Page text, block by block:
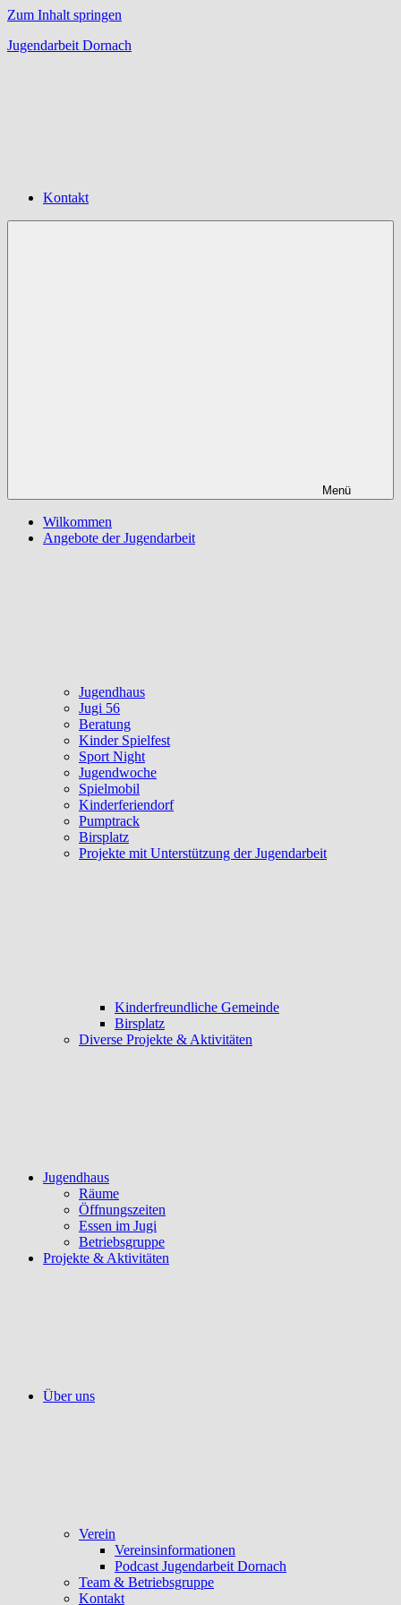
Zum Inhalt springen
Jugendarbeit Dornach
Kontakt
Menü
Wilkommen
Angebote der Jugendarbeit
Jugendhaus
Jugi 56
Beratung
Kinder Spielfest
Sport Night
Jugendwoche
Spielmobil
Kinderferiendorf
Pumptrack
Birsplatz
Projekte mit Unterstützung der Jugendarbeit
Kinderfreundliche Gemeinde
Birsplatz
Diverse Projekte & Aktivitäten
Jugendhaus
Räume
Öffnungszeiten
Essen im Jugi
Betriebsgruppe
Projekte & Aktivitäten
Über uns
Verein
Vereinsinformationen
Podcast Jugendarbeit Dornach
Team & Betriebsgruppe
Kontakt